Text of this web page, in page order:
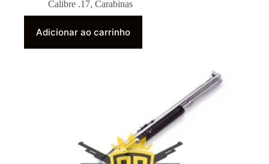
Calibre .17, Carabinas
Adicionar ao carrinho